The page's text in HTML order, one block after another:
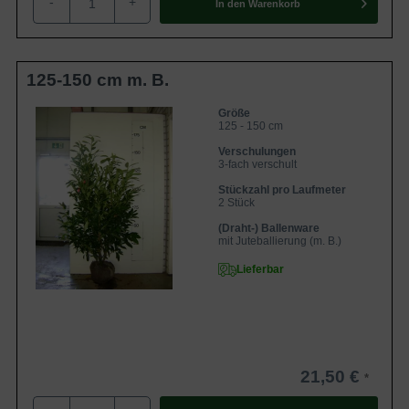
Blätterkleid des Prunus laurocerasus 'Herbergii'
in den Wintermonaten dichtbuschig und bietet somit den
perfekten Sichtschutz in einer Hecke. Das Blatt ist schmal-
elliptisch, leicht zugespitzt und ledrig. Zudem ist es eine
glänzend dunkelgrün gefärbt. Das Blatt weist eine Länge
von 12 cm und eine Breite von 5 cm auf.
Blüten- und Fruchtbildung bei Prunus laurocerasus
'Herbergii'
werden definitiv zu einem echten Hingucker. Nach der
Blütezeit trägt der Kirschlorbeer ‘Herbergii’ tiefschwarze
In den Warenkorb
125-150 cm m. B.
Größe
125 - 150 cm
Verschulungen
3-fach verschult
Stückzahl pro Laufmeter
2 Stück
(Draht-) Ballenware
mit Juteballierung (m. B.)
Lieferbar
21,50 €